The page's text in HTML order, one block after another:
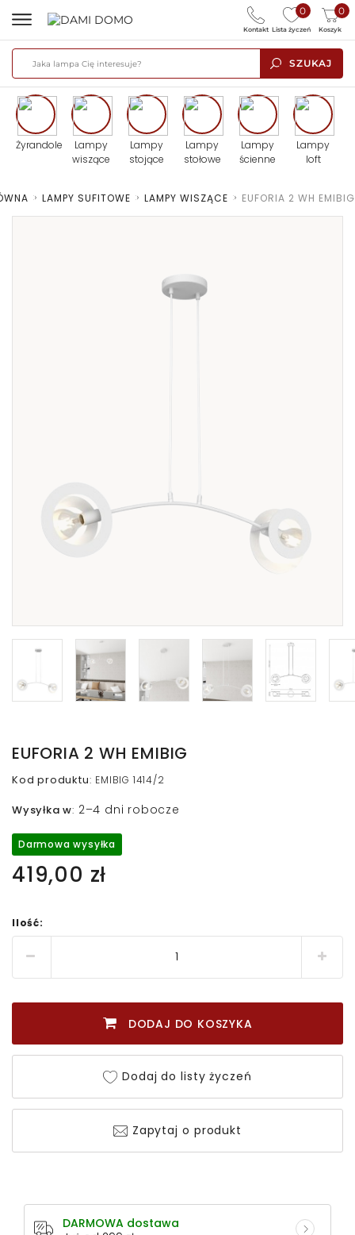
SZUKAJ
0
Lista życzeń
0
Koszyk
Kontakt
Żyrandole
Lampy
wiszące
Lampy
stojące
Lampy
stołowe
Lampy
ścienne
Lampy
loft
> LAMPY SUFITOWE > LAMPY WISZĄCE > EUFORIA 2 WH EMIBIG
EUFORIA 2 WH EMIBIG
Kod produktu: EMIBIG 1414/2
Wysyłka w: 2–4 dni robocze
Darmowa wysyłka
419,00 zł
Ilość:
DODAJ DO KOSZYKA
Dodaj do listy życzeń
Zapytaj o produkt
DARMOWA dostawa